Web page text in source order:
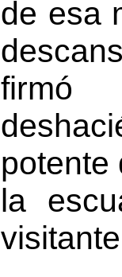
de esa
firmó
potente
la